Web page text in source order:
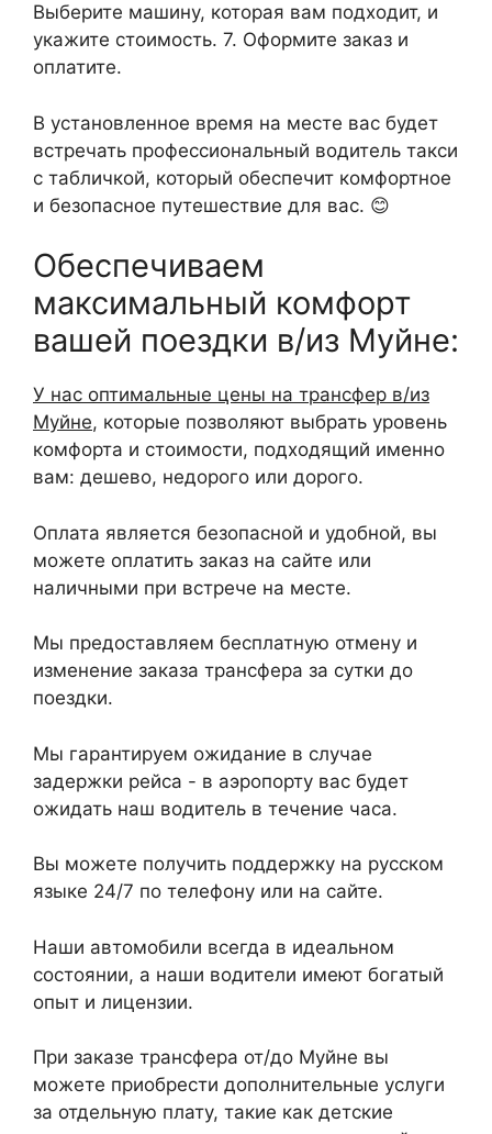
Выберите машину, которая вам подходит, и
укажите стоимость. 7. Оформите заказ и
оплатите.
В установленное время на месте вас будет
встречать профессиональный водитель такси
с табличкой, который обеспечит комфортное
и безопасное путешествие для вас. 😊
Обеспечиваем
максимальный комфорт
вашей поездки в/из Муйне:
У нас оптимальные цены на трансфер в/из
Муйне, которые позволяют выбрать уровень
комфорта и стоимости, подходящий именно
вам: дешево, недорого или дорого.
Оплата является безопасной и удобной, вы
можете оплатить заказ на сайте или
наличными при встрече на месте.
Мы предоставляем бесплатную отмену и
изменение заказа трансфера за сутки до
поездки.
Мы гарантируем ожидание в случае
задержки рейса - в аэропорту вас будет
ожидать наш водитель в течение часа.
Вы можете получить поддержку на русском
языке 24/7 по телефону или на сайте.
Наши автомобили всегда в идеальном
состоянии, а наши водители имеют богатый
опыт и лицензии.
При заказе трансфера от/до Муйне вы
можете приобрести дополнительные услуги
за отдельную плату, такие как детские